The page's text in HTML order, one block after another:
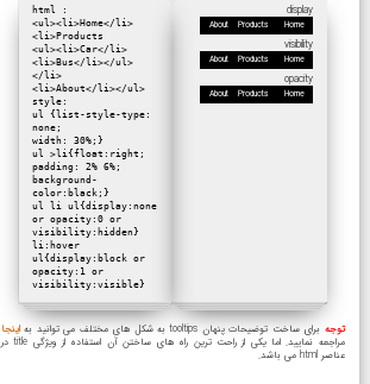
display
Home
Products
About
visibility
Home
Products
About
opacity
Home
Products
About
html :
<ul><li>Home</li>
<li>Products
<ul><li>Car</li>
<li>Bus</li></ul>
</li>
<li>About</li></ul>
style:
ul {list-style-type:
none;
width: 30%;}
ul >li{float:right;
padding: 2% 6%;
background-
color:black;}
ul li ul{display:none
or opacity:0 or
visibility:hidden}
li:hover
ul{display:block or
opacity:1 or
visibility:visible}
توجه برای ساخت توضیحات پنهان tooltips به شکل های مختلف می توانید به
اینجا
مراجعه نمایید. اما یکی از راحت ترین راه های ساختن آن استفاده از ویژگی title در
عناصر html می باشد.